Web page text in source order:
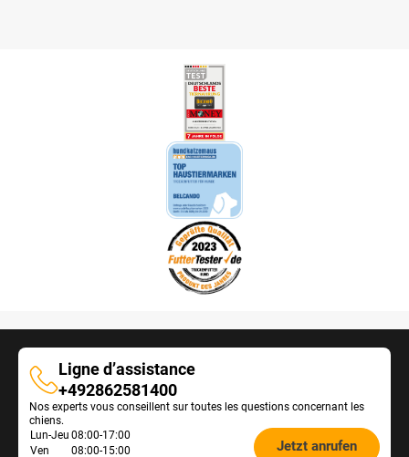
Ligne d’assistance
Ligne
d’assistance
+492862581400
Nos experts vous conseillent sur toutes les questions concernant les
chiens.
Öffnungszeiten
Lun-Jeu 08:00-17:00
Ven
08:00-15:00 Jetzt anrufen